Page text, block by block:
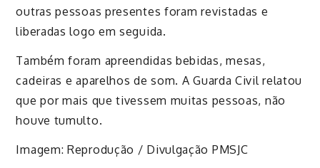
outras pessoas presentes foram revistadas e
liberadas logo em seguida.
Também foram apreendidas bebidas, mesas,
cadeiras e aparelhos de som. A Guarda Civil relatou
que por mais que tivessem muitas pessoas, não
houve tumulto.
Imagem: Reprodução / Divulgação PMSJC